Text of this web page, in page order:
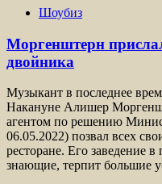
Шоубиз
Моргенштерн
двойника
Музыкант в последнее
Накануне Алишер
агентом по решению
06.05.2022) позвал всех
ресторане. Его заведение
знающие, терпит большие